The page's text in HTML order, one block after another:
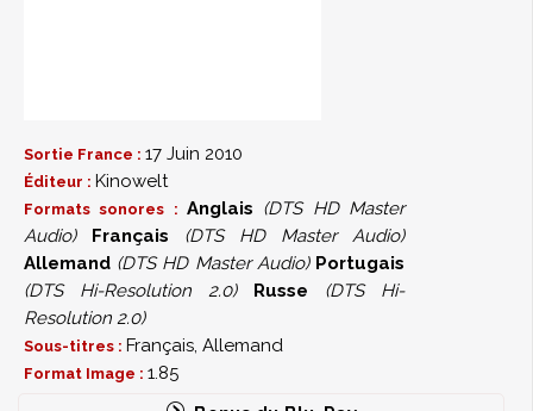
Sortie France : 17 Juin 2010
Éditeur : Kinowelt
Formats sonores : Anglais (DTS HD Master
Audio)
Français
(DTS HD Master Audio)
Allemand (DTS HD Master Audio) Portugais
(DTS Hi-Resolution 2.0)
Russe
(DTS Hi-
Resolution 2.0)
Sous-titres : Français, Allemand
Format Image : 1.85